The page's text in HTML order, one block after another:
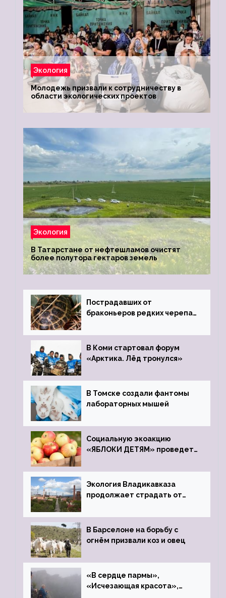
Экология
Молодежь призвали к сотрудничеству в
области экологических проектов
Экология
В Татарстане от нефтешламов очистят
более полутора гектаров земель
Пострадавших от
браконьеров редких черепах
зоопарк
В Коми стартовал форум
«Арктика. Лёд тронулся»
В Томске создали фантомы
лабораторных мышей
Социальную экоакцию
«ЯБЛОКИ ДЕТЯМ» проведет
Экология Владикавказа
продолжает страдать от
В Барселоне на борьбу с
огнём призвали коз и овец
«В сердце пармы»,
«Исчезающая красота»,